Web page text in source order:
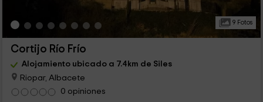
9 Fotos
Cortijo Río Frío
Alojamiento ubicado a 7.4km de Siles
Riopar, Albacete
0 opiniones